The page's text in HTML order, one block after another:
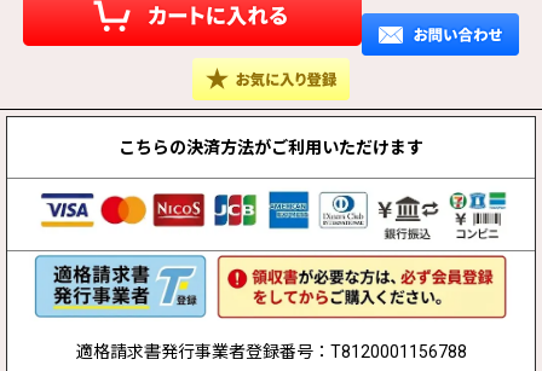
こちらの決済方法がご利用いただけます
適格請求書発行事業者登録番号：T8120001156788